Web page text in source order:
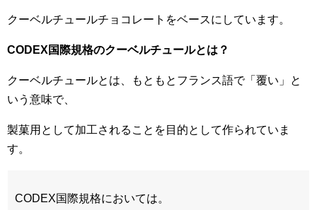
クーベルチュールチョコレートをベースにしています。
CODEX国際規格のクーベルチュールとは？
クーベルチュールとは、もともとフランス語で「覆い」と
いう意味で、
製菓用として加工されることを目的として作られていま
す。
CODEX国際規格においては。